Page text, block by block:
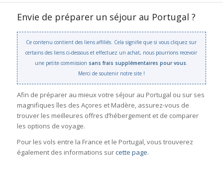
Envie de préparer un séjour au Portugal ?
Ce contenu contient des liens affiliés. Cela signifie que si vous cliquez sur
certains des liens ci-dessous et effectuez un achat, nous pourrions recevoir
une petite commission sans frais supplémentaires pour vous.
Merci de soutenir notre site !
Afin de préparer au mieux votre séjour au Portugal ou sur ses
magnifiques îles des Açores et Madère, assurez-vous de
trouver les meilleures offres d’hébergement et de comparer
les options de voyage.
Pour les vols entre la France et le Portugal, vous trouverez
également des informations surcette page.